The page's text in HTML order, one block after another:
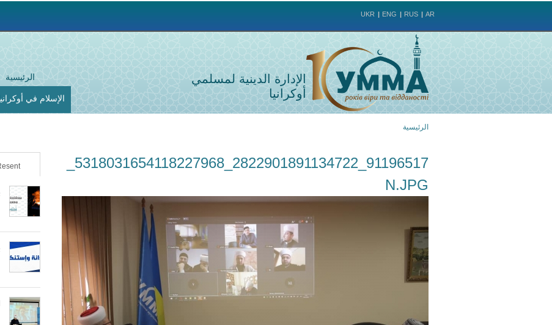
UKR ENG RUS AR
الإدارة الدينية لمسلمي
أوكرانيا
الرئيسية
الإسلام في
هنا
الرئيسية
N.JPG